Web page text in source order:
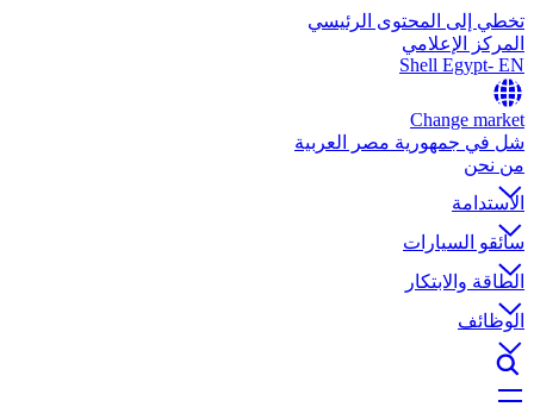
تخطي إلى المحتوى الرئيسي
المركز الإعلامي
Shell Egypt- EN
Change market
شل في جمهورية مصر العربية
من نحن
الاستدامة
سائقو السيارات
الطاقة والابتكار
الوظائف